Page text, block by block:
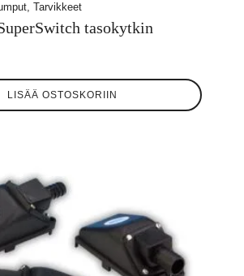
Tarvikkeet
tasokytkin
LISÄÄ OSTOSKORIIN